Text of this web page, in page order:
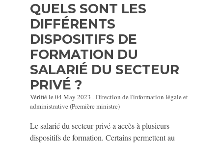
QUELS SONT LES
DIFFÉRENTS
DISPOSITIFS DE
FORMATION DU
SALARIÉ DU SECTEUR
PRIVÉ ?
Vérifié le 04 May 2023 - Direction de l'information légale et
administrative (Première ministre)
Le salarié du secteur privé a accès à plusieurs
dispositifs de formation. Certains permettent au